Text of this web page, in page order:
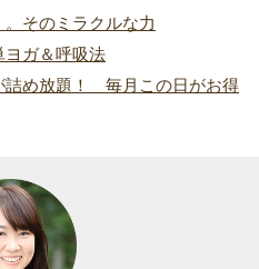
そのミラクルな力
ガ＆呼吸法
詰め放題！ 毎月この日がお得